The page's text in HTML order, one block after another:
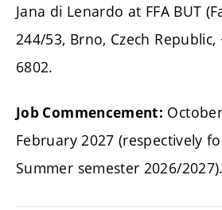
Jana di Lenardo at FFA BUT
244/53, Brno, Czech Republic,
6802.
Job Commencement:
February 2027 (respectively
Summer semester 2026/2027).